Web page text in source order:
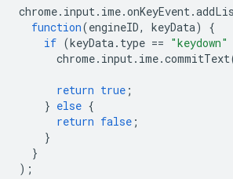
chrome. input. ime.onKeyEvent.
function(engineID, keyData)
{
if (keyData. type == "keydown"
chrome. input. ime.commitText
return true ;
} else {
return false ;
}
}
);